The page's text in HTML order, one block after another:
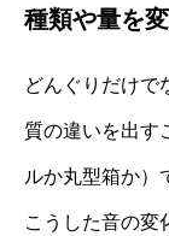
種類や量を
どんぐりだけで
質の違いを出す
ルか丸型箱か）
こうした音の変